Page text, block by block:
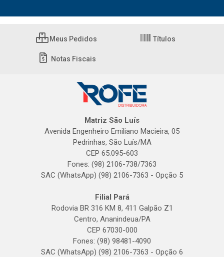
Meus Pedidos Títulos
Notas Fiscais
Matriz São Luís
Avenida Engenheiro Emiliano Macieira, 05
Pedrinhas, São Luís/MA
CEP 65.095-603
Fones: (98) 2106-738/7363
SAC (WhatsApp) (98) 2106-7363 - Opção 5
Filial Pará
Rodovia BR 316 KM 8, 411 Galpão Z1
Centro, Ananindeua/PA
CEP 67030-000
Fones: (98) 98481-4090
SAC (WhatsApp) (98) 2106-7363 - Opção 6